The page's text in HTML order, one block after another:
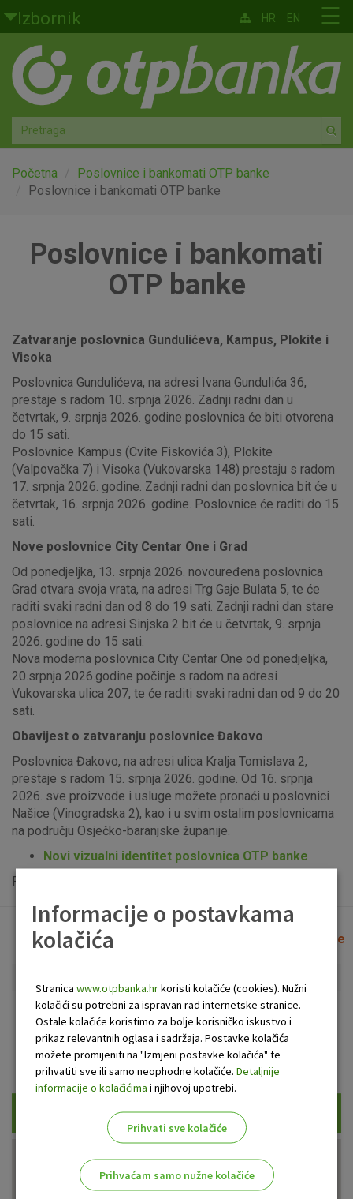
Skoči na glavni sadržaj
Izbornik
Građani
Privatno bankarstvo
Agro
Mala poduzeća i obrtnici
Globalna tržišta
☰
HR EN
Početna
Poslovnice i bankomati OTP banke
Poslovnice i bankomati OTP banke
Poslovnice i bankomati
OTP banke
Zatvaranje poslovnica Gundulićeva, Kampus, Plokite i
Visoka
Poslovnica Gundulićeva, na adresi Ivana Gundulića 36,
prestaje s radom 10. srpnja 2026. Zadnji radni dan u
četvrtak, 9. srpnja 2026. godine poslovnica će biti otvorena
do 15 sati.
Poslovnice Kampus (Cvite Fiskovića 3), Plokite
(Valpovačka 7) i Visoka (Vukovarska 148) prestaju s radom
17. srpnja 2026. godine. Zadnji radni dan poslovnica bit će u
četvrtak, 16. srpnja 2026. godine. Poslovnice će raditi do 15
sati.
Nove poslovnice City Centar One i Grad
Od ponedjeljka, 13. srpnja 2026. novouređena poslovnica
Grad otvara svoja vrata, na adresi Trg Gaje Bulata 5, te će
raditi svaki radni dan od 8 do 19 sati. Zadnji radni dan stare
poslovnice na adresi Sinjska 2 bit će u četvrtak, 9. srpnja
2026. godine do 15 sati.
Nova moderna poslovnica City Centar One od ponedjeljka,
20.srpnja 2026.godine počinje s radom na adresi
Vukovarska ulica 207, te će raditi svaki radni dan od 9 do 20
sati.
Obavijest o zatvaranju poslovnice Đakovo
Poslovnica Đakovo, na adresi ulica Kralja Tomislava 2,
prestaje s radom 15. srpnja 2026. godine. Od 16. srpnja
2026. sve proizvode i usluge možete pronaći u poslovnici
Našice (Vinogradska 2), kao i u svim ostalim poslovnicama
na području Osječko-baranjske županije.
Novi vizualni identitet poslovnica OTP banke
Popis uplatno-isplatnih bankomata možete vidjeti
Lista poslovnica i bankomata Očisti filtere
Bankomat Poslovnica
Prikaži samo uplatne bankomate
Informacije o postavkama
kolačića
Stranica www.otpbanka.hrkoristi kolačiće (cookies). Nužni
kolačići su potrebni za ispravan rad internetske stranice.
Ostale kolačiće koristimo za bolje korisničko iskustvo i
prikaz relevantnih oglasa i sadržaja. Postavke kolačića
možete promijeniti na "Izmjeni postavke kolačića" te
prihvatiti sve ili samo neophodne kolačiće. Detaljnije
informacije o kolačićima i njihovoj upotrebi.
Prihvati sve kolačiće
Prihvaćam samo nužne kolačiće